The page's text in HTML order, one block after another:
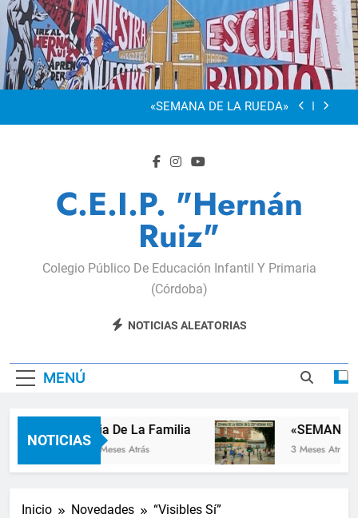
Saltar
al
contenido
“Visibles Sí”
Dia De La Familia
«SEMANA DE LA RUEDA»
Dia De La Familia
«SEMANA DE LA RUEDA»
Apadrinamiento Lector 2026
C.E.I.P. "Hernán
Ruiz"
Colegio Público De Educación Infantil Y Primaria
(Córdoba)
NOTICIAS ALEATORIAS
MENÚ
NOTICIAS
Dia De La Familia
3 Meses Atrás
«SEMANA
3 Meses Atrás
Inicio Novedades “Visibles Sí”